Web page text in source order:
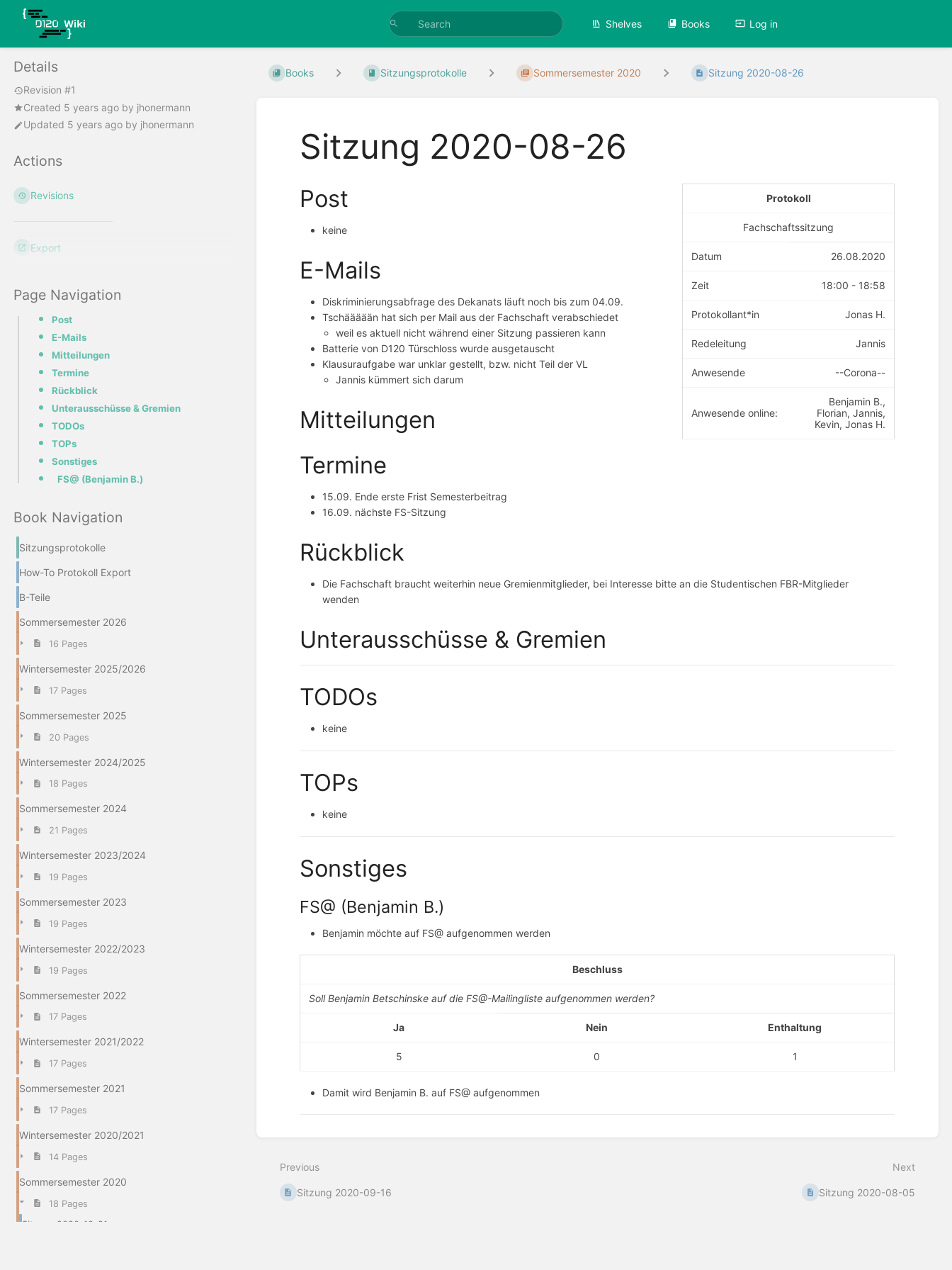
Shelves Books Log in
Details
Revision #1
Created 5 years ago by jhonermann
Updated 5 years ago by jhonermann
Actions
Revisions
Export
Page Navigation
Post
E-Mails
Mitteilungen
Termine
Rückblick
Unterausschüsse & Gremien
TODOs
TOPs
Sonstiges
FS@ (Benjamin B.)
Book Navigation
Sitzungsprotokolle
How-To Protokoll Export
B-Teile
Sommersemester 2026
16 Pages
Wintersemester 2025/2026
17 Pages
Sommersemester 2025
20 Pages
Wintersemester 2024/2025
18 Pages
Sommersemester 2024
21 Pages
Wintersemester 2023/2024
19 Pages
Sommersemester 2023
19 Pages
Wintersemester 2022/2023
19 Pages
Sommersemester 2022
17 Pages
Wintersemester 2021/2022
17 Pages
Sommersemester 2021
17 Pages
Wintersemester 2020/2021
14 Pages
Sommersemester 2020
18 Pages
Sitzung 2020-10-21
Books Sitzungsprotokolle Sommersemester 2020 Sitzung 2020-08-26
Sitzung 2020-08-26
Protokoll
Fachschaftssitzung
Datum 26.08.2020
Zeit 18:00 - 18:58
Protokollant*in Jonas H.
Redeleitung Jannis
Anwesende --Corona--
Anwesende online:
Benjamin B.,
Florian, Jannis,
Kevin, Jonas H.
Post
keine
E-Mails
Diskriminierungsabfrage des Dekanats läuft noch bis zum 04.09.
Tschäääään hat sich per Mail aus der Fachschaft verabschiedet
weil es aktuell nicht während einer Sitzung passieren kann
Batterie von D120 Türschloss wurde ausgetauscht
Klausuraufgabe war unklar gestellt, bzw. nicht Teil der VL
Jannis kümmert sich darum
Mitteilungen
Termine
15.09. Ende erste Frist Semesterbeitrag
16.09. nächste FS-Sitzung
Rückblick
Die Fachschaft braucht weiterhin neue Gremienmitglieder, bei Interesse bitte an die Studentischen FBR-Mitglieder
wenden
Unterausschüsse & Gremien
TODOs
keine
TOPs
keine
Sonstiges
FS@ (Benjamin B.)
Benjamin möchte auf FS@ aufgenommen werden
Beschluss
Soll Benjamin Betschinske auf die FS@-Mailingliste aufgenommen werden?
Ja Nein Enthaltung
5 0 1
Damit wird Benjamin B. auf FS@ aufgenommen
mode
Previous
Sitzung 2020-09-16
Next
Sitzung 2020-08-05